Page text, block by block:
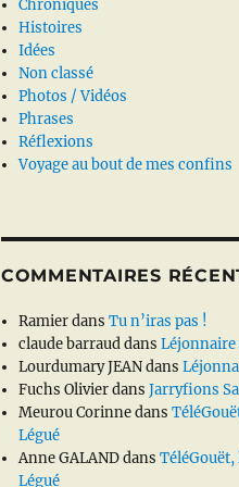
Chroniques
Histoires
Idées
Non classé
Photos / Vidéos
Phrases
Réflexions
Voyage au bout de mes confins
COMMENTAIRES
RamierdansTu n’iras pas !
claude barrauddans
Lourdumary JEANdans
Fuchs OlivierdansJarryfions
Meurou Corinnedans
Légué
Anne GALANDdansTéléGouët,
Légué